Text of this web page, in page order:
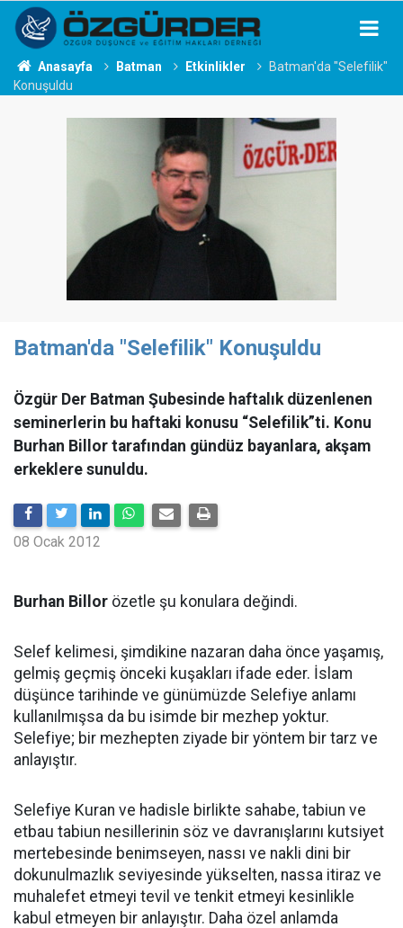
Anasayfa Batman Etkinlikler
Batman'da "Selefilik"
Konuşuldu
Batman'da "Selefilik" Konuşuldu
Özgür Der Batman Şubesinde haftalık düzenlenen
seminerlerin bu haftaki konusu “Selefilik”ti. Konu
Burhan Billor tarafından gündüz bayanlara, akşam
erkeklere sunuldu.
08 Ocak 2012
Burhan Billor özetle şu konulara değindi.
Selef kelimesi, şimdikine nazaran daha önce yaşamış,
gelmiş geçmiş önceki kuşakları ifade eder. İslam
düşünce tarihinde ve günümüzde Selefiye anlamı
kullanılmışsa da bu isimde bir mezhep yoktur.
Selefiye; bir mezhepten ziyade bir yöntem bir tarz ve
anlayıştır.
Selefiye Kuran ve hadisle birlikte sahabe, tabiun ve
etbau tabiun nesillerinin söz ve davranışlarını kutsiyet
mertebesinde benimseyen, nassı ve nakli dini bir
dokunulmazlık seviyesinde yükselten, nassa itiraz ve
muhalefet etmeyi tevil ve tenkit etmeyi kesinlikle
kabul etmeyen bir anlayıştır. Daha özel anlamda